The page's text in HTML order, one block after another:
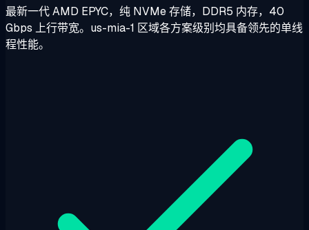
最新一代 AMD EPYC，纯 NVMe 存储，DDR5 内存，40
Gbps 上行带宽。us-mia-1 区域各方案级别均具备领先的单线
程性能。